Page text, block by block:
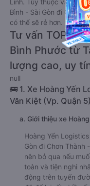
Linh. Tùy thuộc vào
Bình - Sài Gòn đi Chơn
có thể sẽ rẻ hơn.
Tư vấn TOP 4
Bình Phước từ
lượng cao, uy
null
🚌 1. Xe Hoàng Yến
Văn Kiệt (Vp. Quận 5)
a. Giới thiệu xe
Hoàng Yến
Gòn đi Chơn Thành
nên bỏ qua nếu
toàn và tiện nghi
động trên tuyến